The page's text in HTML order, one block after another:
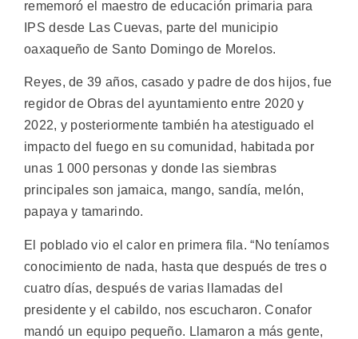
rememoró el maestro de educación primaria para
IPS desde Las Cuevas, parte del municipio
oaxaqueño de Santo Domingo de Morelos.
Reyes, de 39 años, casado y padre de dos hijos, fue
regidor de Obras del ayuntamiento entre 2020 y
2022, y posteriormente también ha atestiguado el
impacto del fuego en su comunidad, habitada por
unas 1 000 personas y donde las siembras
principales son jamaica, mango, sandía, melón,
papaya y tamarindo.
El poblado vio el calor en primera fila. “No teníamos
conocimiento de nada, hasta que después de tres o
cuatro días, después de varias llamadas del
presidente y el cabildo, nos escucharon. Conafor
mandó un equipo pequeño. Llamaron a más gente,